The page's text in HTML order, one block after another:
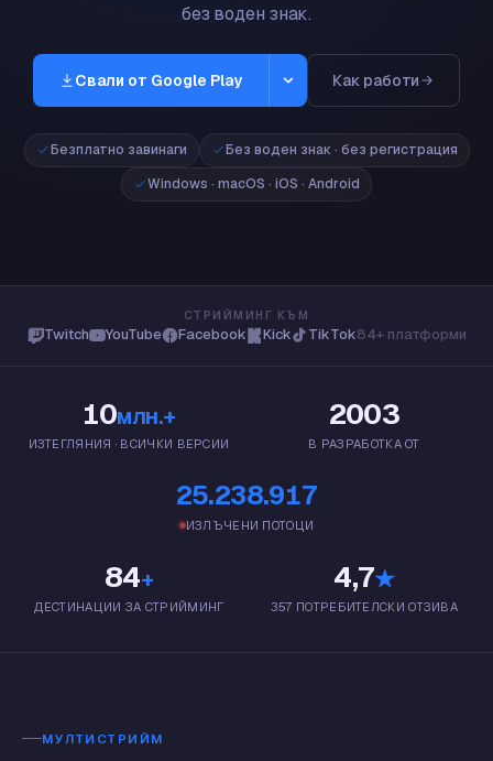
без воден знак.
Свали от Google Play
Windows
Windows 10/11 · 64-битов
Mac
macOS 13+ · Apple Silicon
Как работи
Безплатно завинаги
Без воден знак · без регистрация
Windows · macOS · iOS · Android
СТРИЙМИНГ КЪМ
Twitch YouTube Facebook Kick TikTok84+ платформи
10млн.+
ИЗТЕГЛЯНИЯ · ВСИЧКИ ВЕРСИИ
2003
В РАЗРАБОТКА ОТ
25.238.917
ИЗЛЪЧЕНИ ПОТОЦИ
84+
ДЕСТИНАЦИИ ЗА СТРИЙМИНГ
4,7★
357 ПОТРЕБИТЕЛСКИ ОТЗИВА
МУЛТИСТРИЙМ